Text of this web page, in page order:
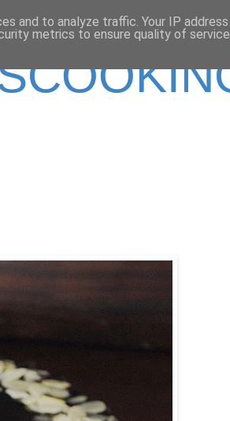
and to analyze traffic. Your IP
metrics to ensure quality of